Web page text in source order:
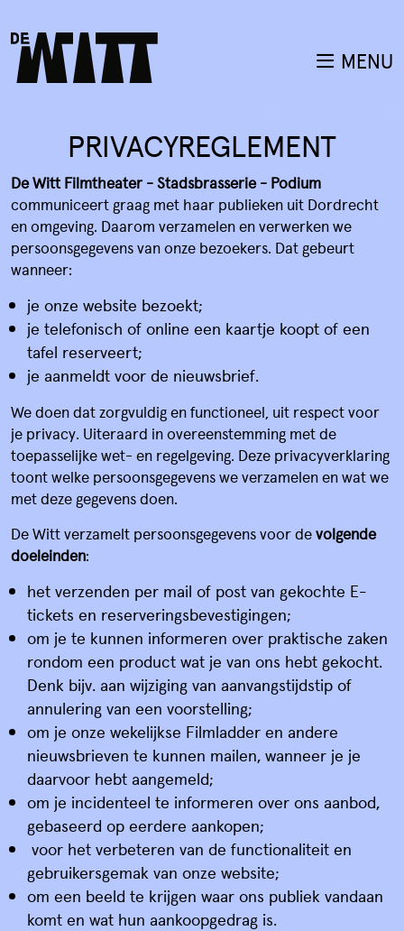
MENU
PRIVACYREGLEMENT
De Witt Filmtheater - Stadsbrasserie - Podium
communiceert graag met haar publieken uit Dordrecht
en omgeving. Daarom verzamelen en verwerken we
persoonsgegevens van onze bezoekers. Dat gebeurt
wanneer:
je onze website bezoekt;
je telefonisch of online een kaartje koopt of een
tafel reserveert;
je aanmeldt voor de nieuwsbrief.
We doen dat zorgvuldig en functioneel, uit respect voor
je privacy. Uiteraard in overeenstemming met de
toepasselijke wet- en regelgeving. Deze privacyverklaring
toont welke persoonsgegevens we verzamelen en wat we
met deze gegevens doen.
De Witt verzamelt persoonsgegevens voor devolgende
doeleinden:
het verzenden per mail of post van gekochte E-
tickets en reserveringsbevestigingen;
om je te kunnen informeren over praktische zaken
rondom een product wat je van ons hebt gekocht.
Denk bijv. aan wijziging van aanvangstijdstip of
annulering van een voorstelling;
om je onze wekelijkse Filmladder en andere
nieuwsbrieven te kunnen mailen, wanneer je je
daarvoor hebt aangemeld;
om je incidenteel te informeren over ons aanbod,
gebaseerd op eerdere aankopen;
voor het verbeteren van de functionaliteit en
gebruikersgemak van onze website;
om een beeld te krijgen waar ons publiek vandaan
komt en wat hun aankoopgedrag is.